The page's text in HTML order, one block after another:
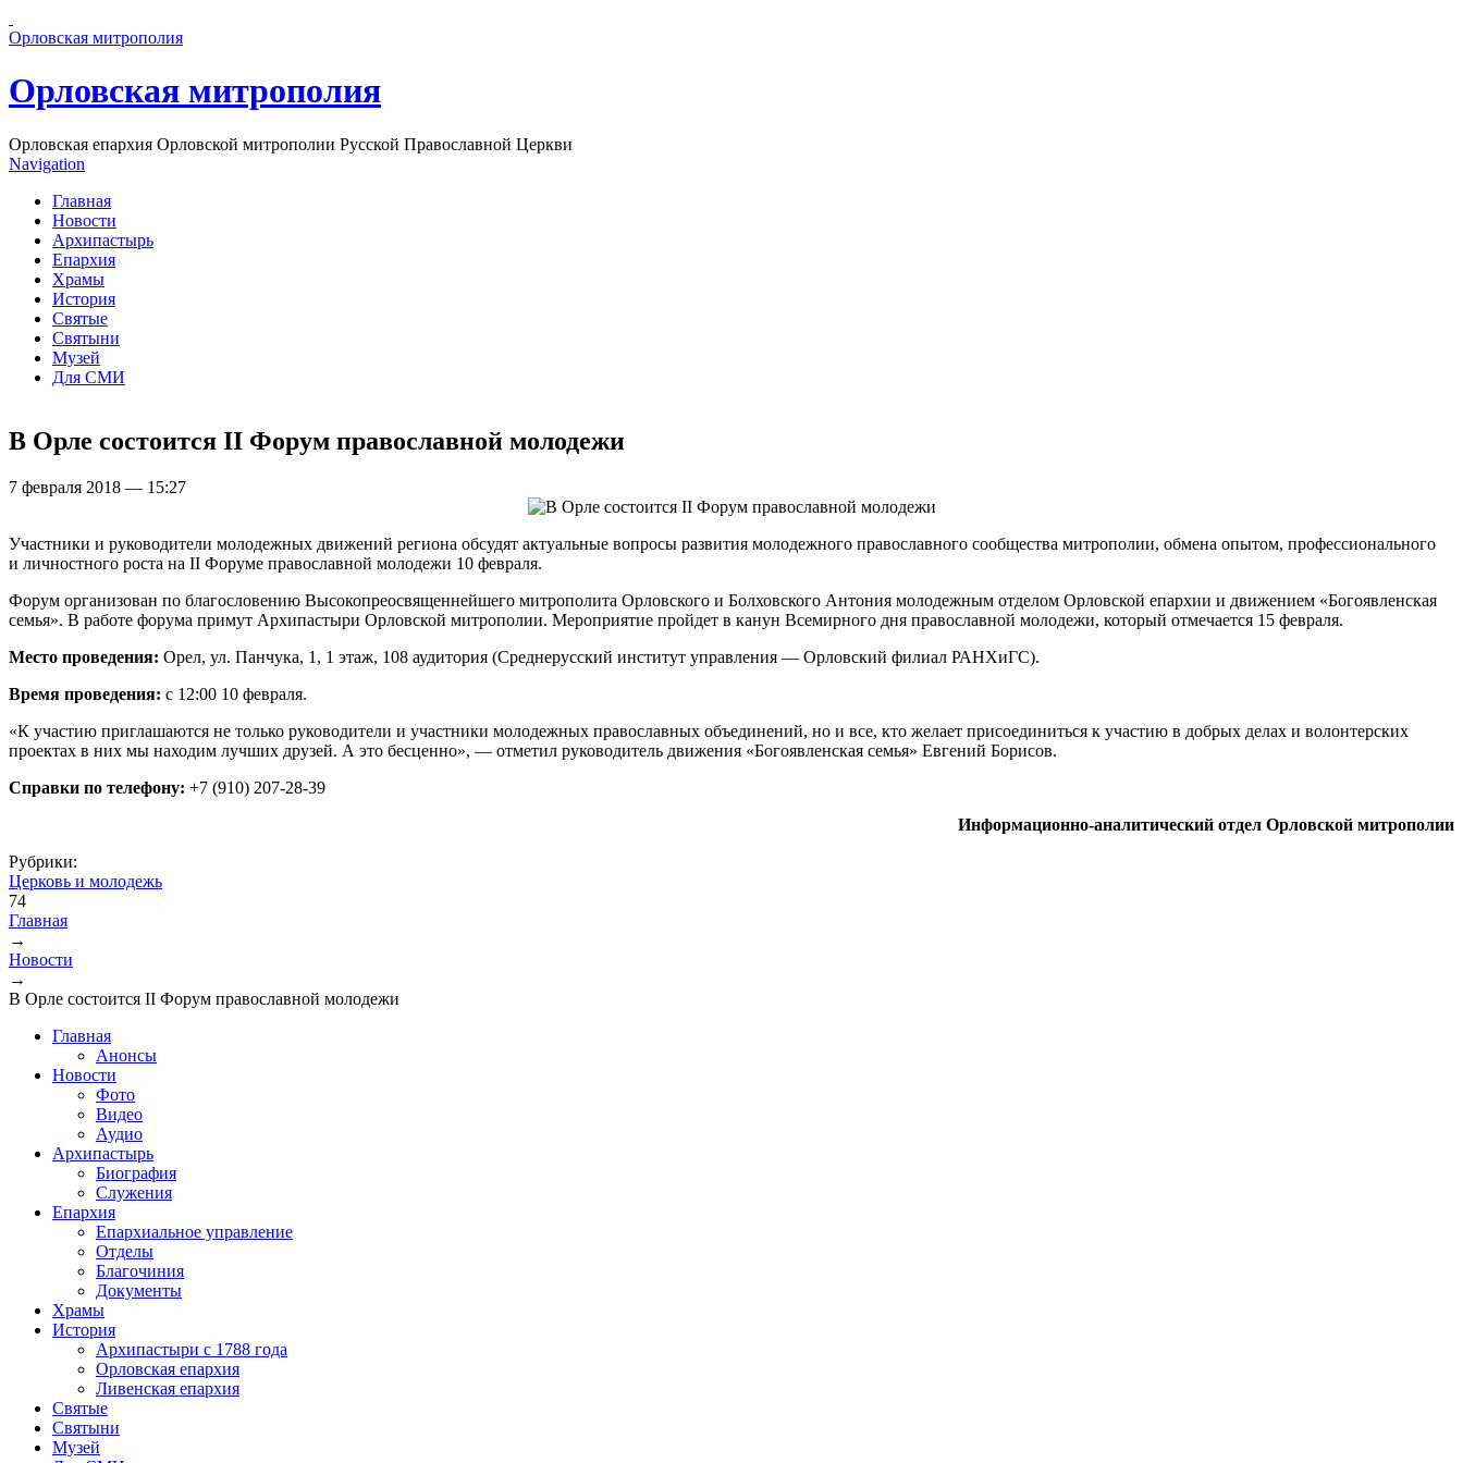
Орловская митрополия
Орловская митрополия
Орловская епархия Орловской митрополии Русской Православной Церкви
Navigation
Главная
Новости
Архипастырь
Епархия
Храмы
История
Святые
Святыни
Музей
Для СМИ
В Орле состоится II Форум православной молодежи
7 февраля 2018 — 15:27
Участники и руководители молодежных движений региона обсудят актуальные вопросы развития молодежного православного сообщества митрополии, обмена опытом, профессионального
и личностного роста на II Форуме православной молодежи 10 февраля.
Форум организован по благословению Высокопреосвященнейшего митрополита Орловского и Болховского Антония молодежным отделом Орловской епархии и движением «Богоявленская
семья». В работе форума примут Архипастыри Орловской митрополии. Мероприятие пройдет в канун Всемирного дня православной молодежи, который отмечается 15 февраля.
Место проведения: Орел, ул. Панчука, 1, 1 этаж, 108 аудитория (Среднерусский институт управления — Орловский филиал РАНХиГС).
Время проведения: с 12:00 10 февраля.
«К участию приглашаются не только руководители и участники молодежных православных объединений, но и все, кто желает присоединиться к участию в добрых делах и волонтерских
проектах в них мы находим лучших друзей. А это бесценно», — отметил руководитель движения «Богоявленская семья» Евгений Борисов.
Справки по телефону: +7 (910) 207-28-39
Информационно-аналитический отдел Орловской митрополии
Рубрики:
Церковь и молодежь
74
Вы здесь
Главная
→
Новости
→
В Орле состоится II Форум православной молодежи
Главная
Анонсы
Новости
Фото
Видео
Аудио
Архипастырь
Биография
Служения
Епархия
Епархиальное управление
Отделы
Благочиния
Документы
Храмы
История
Архипастыри с 1788 года
Орловская епархия
Ливенская епархия
Святые
Святыни
Музей